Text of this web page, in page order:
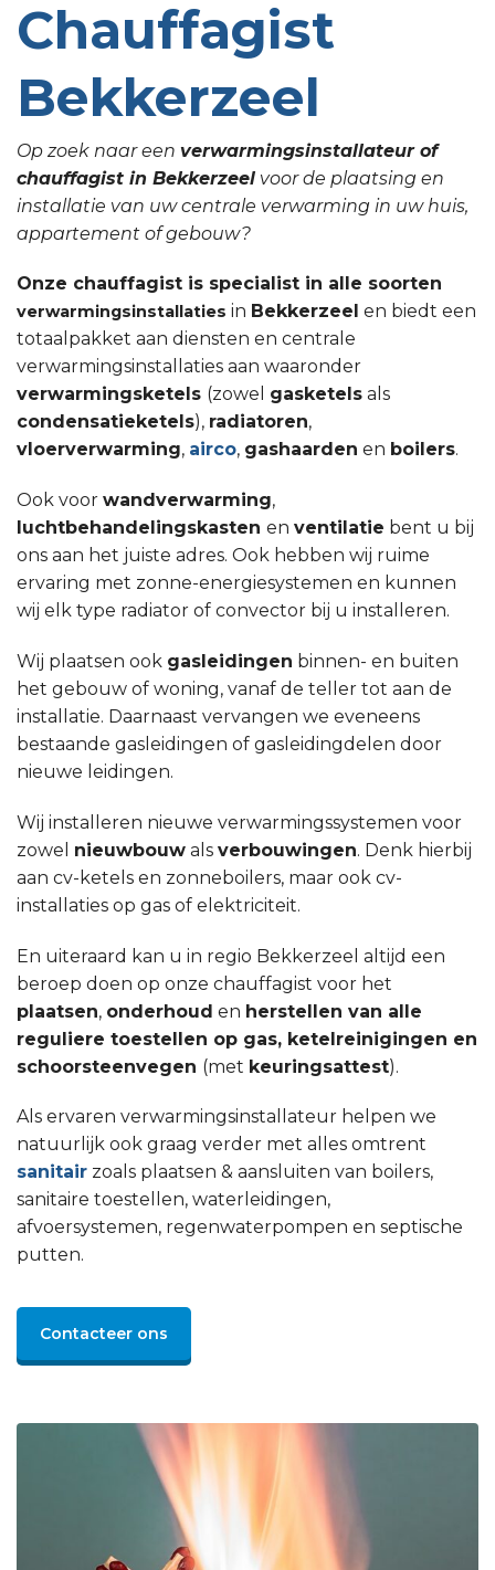
Chauffagist
Bekkerzeel
Op zoek naar een verwarmingsinstallateur of
chauffagist in Bekkerzeel voor de plaatsing en
installatie van uw centrale verwarming in uw huis,
appartement of gebouw?
Onze chauffagist is specialist in alle soorten
verwarmingsinstallaties in Bekkerzeel en biedt een
totaalpakket aan diensten en centrale
verwarmingsinstallaties aan waaronder
verwarmingsketels (zowel gasketels als
condensatieketels), radiatoren,
vloerverwarming, airco, gashaarden en boilers.
Ook voor wandverwarming,
luchtbehandelingskasten en ventilatie bent u bij
ons aan het juiste adres. Ook hebben wij ruime
ervaring met zonne-energiesystemen en kunnen
wij elk type radiator of convector bij u installeren.
Wij plaatsen ook gasleidingen binnen- en buiten
het gebouw of woning, vanaf de teller tot aan de
installatie. Daarnaast vervangen we eveneens
bestaande gasleidingen of gasleidingdelen door
nieuwe leidingen.
Wij installeren nieuwe verwarmingssystemen voor
zowel nieuwbouw als verbouwingen. Denk hierbij
aan cv-ketels en zonneboilers, maar ook cv-
installaties op gas of elektriciteit.
En uiteraard kan u in regio Bekkerzeel altijd een
beroep doen op onze chauffagist voor het
plaatsen, onderhoud en herstellen van alle
reguliere toestellen op gas, ketelreinigingen en
schoorsteenvegen (met keuringsattest).
Als ervaren verwarmingsinstallateur helpen we
natuurlijk ook graag verder met alles omtrent
sanitair zoals plaatsen & aansluiten van boilers,
sanitaire toestellen, waterleidingen,
afvoersystemen, regenwaterpompen en septische
putten.
Contacteer ons